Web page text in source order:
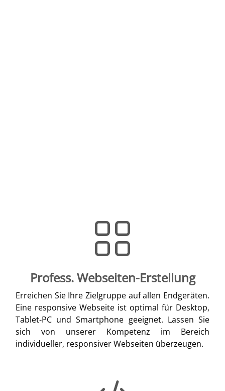
Profess. Webseiten-Erstellung
Erreichen Sie Ihre Zielgruppe auf allen Endgeräten.
Eine responsive Webseite ist optimal für Desktop,
Tablet-PC und Smartphone geeignet. Lassen Sie
sich von unserer Kompetenz im Bereich
individueller, responsiver Webseiten überzeugen.